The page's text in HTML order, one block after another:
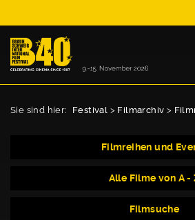
Sie sind hier: Festival > Filmarchiv >
Filmreihen und
Alle Filme von A -
Filmsuche